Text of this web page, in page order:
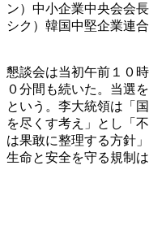
ン）中小企業中央会会
シク）韓国中堅企業連
懇談会は当初午前１０
０分間も続いた。当選
という。李大統領は「
を尽くす考え」とし「
は果敢に整理する方針
生命と安全を守る規制